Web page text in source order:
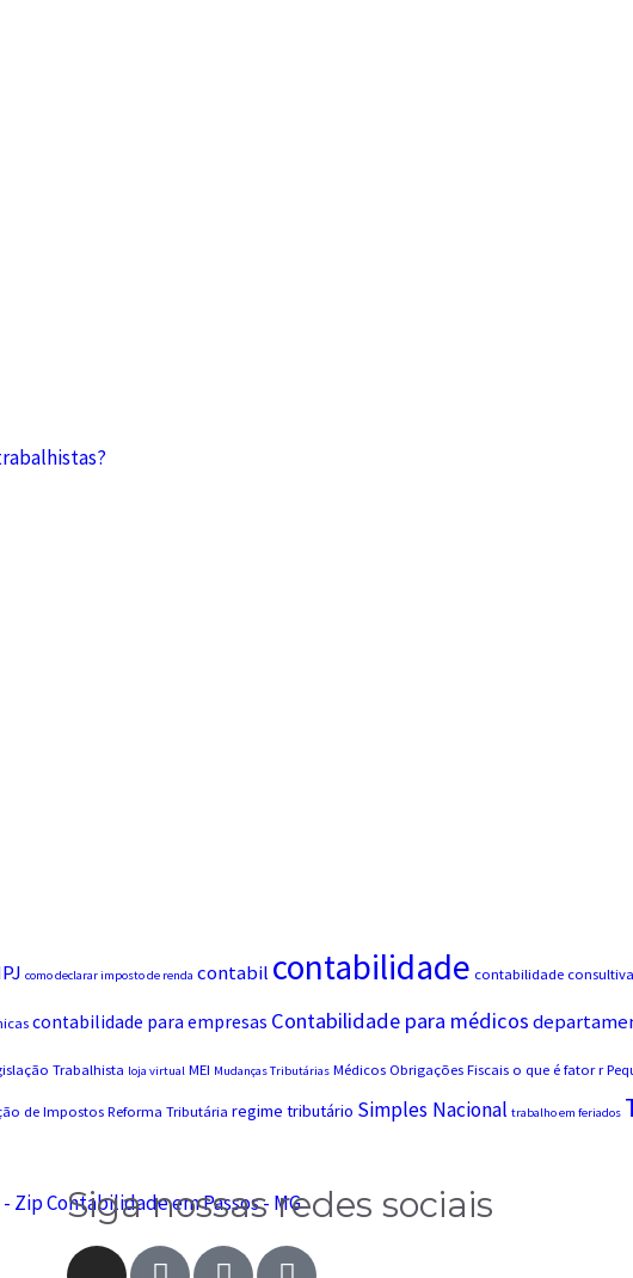
como declarar imposto de renda contabil contabilidade contabilidade consultiva
contabilidade para empresas Contabilidade para médicos
Trabalhista loja virtual MEI Mudanças Tributárias Médicos Obrigações Fiscais o que é fator r
de ImpostosReforma Tributária regime tributário Simples Nacional trabalho em feriados
Siga nossas redes sociais